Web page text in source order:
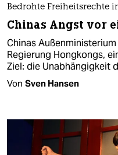
Bedrohte Freiheitsrechte
Chinas Angst vor
Chinas
Regierung Hongkongs,
Ziel: die Unabhängigkeit
Von Sven Hansen